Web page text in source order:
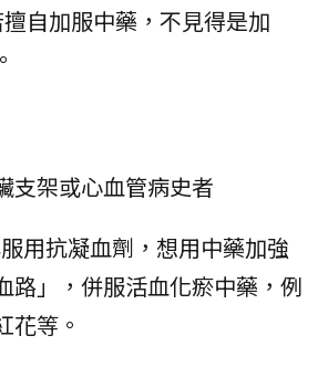
自加服中藥，不見得是加
支架或心血管病史者
用抗凝血劑，想用中藥加強
路」，併服活血化瘀中藥，例
花等。